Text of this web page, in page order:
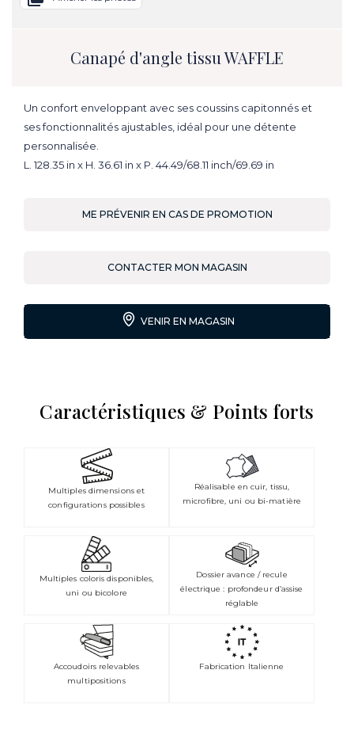
Canapé d'angle tissu WAFFLE
Un confort enveloppant avec ses coussins capitonnés et
ses fonctionnalités ajustables, idéal pour une détente
personnalisée.
L. 128.35 in x H. 36.61 in x P. 44.49/68.11 inch/69.69 in
ME PRÉVENIR EN CAS DE PROMOTION
CONTACTER MON MAGASIN
VENIR EN MAGASIN
Caractéristiques & Points forts
Multiples dimensions et
configurations possibles
Réalisable en cuir, tissu,
microfibre, uni ou bi-matière
Multiples coloris disponibles,
uni ou bicolore
Dossier avance / recule
électrique : profondeur d’assise
réglable
Accoudoirs relevables
multipositions
Fabrication Italienne